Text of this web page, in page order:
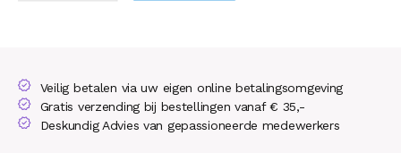
Veilig betalen via uw eigen online betalingsomgeving
Gratis verzending bij bestellingen vanaf € 35,-
Deskundig Advies van gepassioneerde medewerkers